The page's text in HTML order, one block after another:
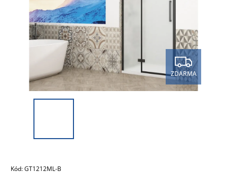
ZDARMA
Kód:GT1212ML-B